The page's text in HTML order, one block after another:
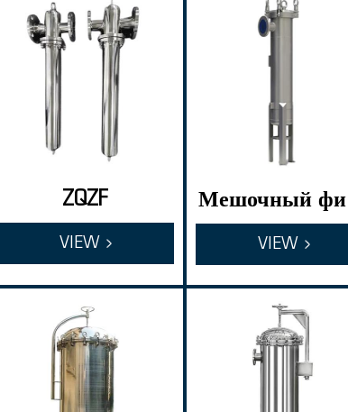
ZQZF
VIEW
Мешочный
тр
VIEW